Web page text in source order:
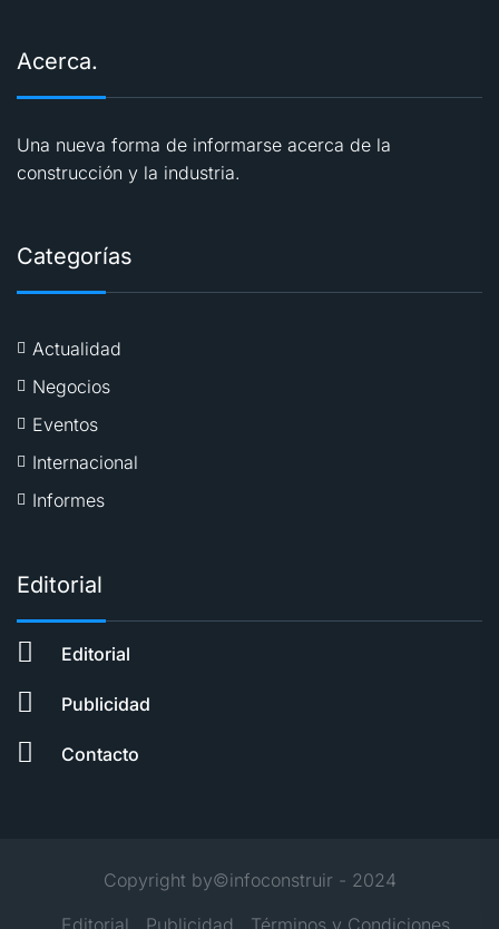
Acerca.
Una nueva forma de informarse acerca de la
construcción y la industria.
Categorías
Actualidad
Negocios
Eventos
Internacional
Informes
Editorial
Editorial
Publicidad
Contacto
Copyright by©infoconstruir - 2024
Editorial
Publicidad Términos y Condiciones